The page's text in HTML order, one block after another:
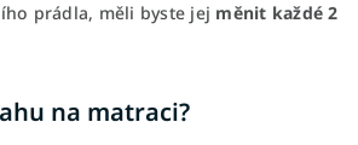
prádla, měli byste jej měnit každé 2
na matraci?